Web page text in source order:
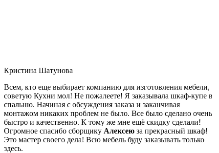
Кристина Шатунова
Всем, кто еще выбирает компанию для изготовления мебели,
советую Кухни мол! Не пожалеете! Я заказывала шкаф-купе в
спальню. Начиная с обсуждения заказа и заканчивая
монтажом никаких проблем не было. Все было сделано очень
быстро и качественно. К тому же мне ещё скидку сделали!
Огромное спасибо сборщику Алексею за прекрасный шкаф!
Это мастер своего дела! Всю мебель буду заказывать только
здесь.